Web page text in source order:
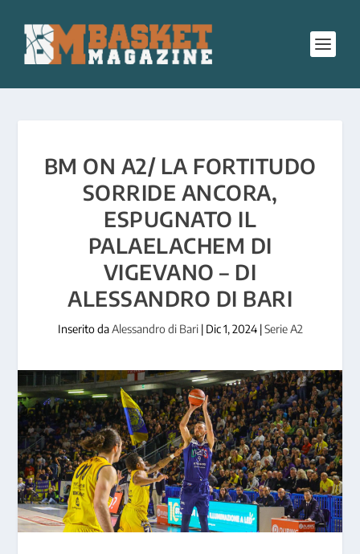
BM ON A2/ LA FORTITUDO
SORRIDE ANCORA,
ESPUGNATO IL
PALAELACHEM DI
VIGEVANO – DI
ALESSANDRO DI BARI
Inserito daAlessandro di Bari| Dic 1, 2024|Serie A2